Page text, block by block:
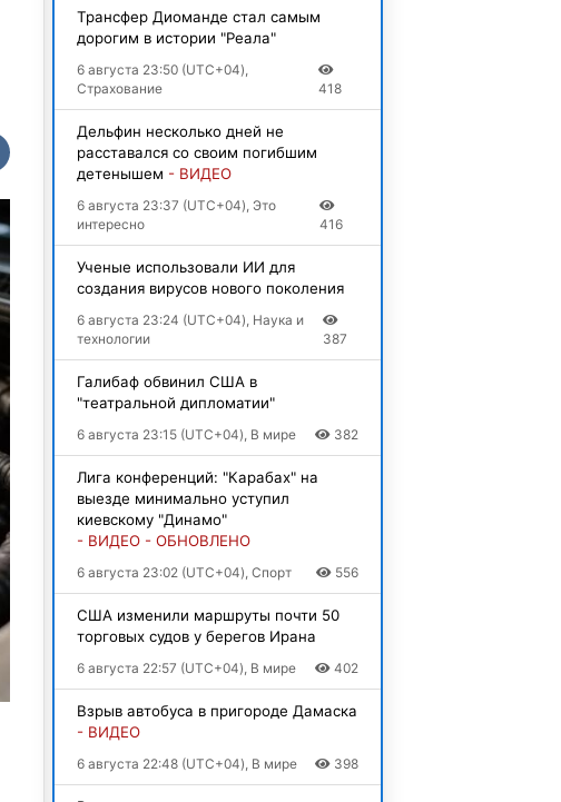
Трансфер Диоманде стал самым
дорогим в истории "Реала"
6 августа 23:50 (UTC+04),
Страхование
418
Дельфин несколько дней не
расставался со своим погибшим
детенышем - ВИДЕО
6 августа 23:37 (UTC+04), Это
интересно
416
Ученые использовали ИИ для
создания вирусов нового поколения
6 августа 23:24 (UTC+04), Наука и
технологии
387
Галибаф обвинил США в
"театральной дипломатии"
6 августа 23:15 (UTC+04), В мире 382
Лига конференций: "Карабах" на
выезде минимально уступил
киевскому "Динамо"
- ВИДЕО - ОБНОВЛЕНО
6 августа 23:02 (UTC+04), Спорт 556
США изменили маршруты почти 50
торговых судов у берегов Ирана
6 августа 22:57 (UTC+04), В мире 402
Взрыв автобуса в пригороде Дамаска
- ВИДЕО
6 августа 22:48 (UTC+04), В мире 398